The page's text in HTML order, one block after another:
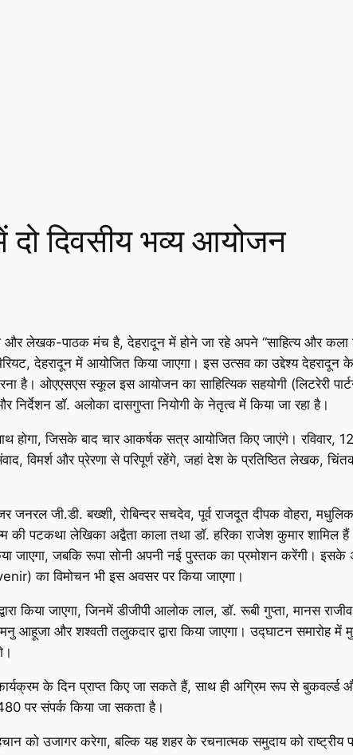
दो दिवसीय भव्य आयोजन
लेखक-पाठक मंच है, देहरादून में होने जा रहे अपने “साहित्य और कला
देहरादून में आयोजित किया जाएगा। इस उत्सव का उद्देश्य देहरादून
है। ओएएसएस स्कूल इस आयोजन का साहित्यिक सहयोगी (लिटरेरी
डॉ. अलोका दासगुप्ता नियोगी के नेतृत्व में किया जा रहा है।
होगा, जिसके बाद चार आकर्षक सत्र आयोजित किए जाएंगे। रविवार,
विमर्श और प्रेरणा से परिपूर्ण रहेंगे, जहां देश के प्रतिष्ठित लेखक,
जी.डी. बख्शी, रोबिन्दर सचदेव, पूर्व राजदूत दीपक वोहरा,
की पटकथा लेखिका अद्वैता काला तथा डॉ. हरिका राजेश कुमार
जाएगा, जबकि रूपा सोनी अपनी नई पुस्तक का प्रमोशन करेंगी। इसके
का विमोचन भी इस अवसर पर किया जाएगा।
किया जाएगा, जिनमें डीजीपी आलोक लाल, डॉ. रूबी गुप्ता, मानस
आहूजा और शश्वती तलुकदार द्वारा किया जाएगा। उद्घाटन समारोह
के दिन प्राप्त किए जा सकते हैं, साथ ही अग्रिम रूप से बुकवर्ल्ड
पर संपर्क किया जा सकता है।
को उजागर करेगा, बल्कि यह शहर के रचनात्मक समुदाय को राष्ट्रीय